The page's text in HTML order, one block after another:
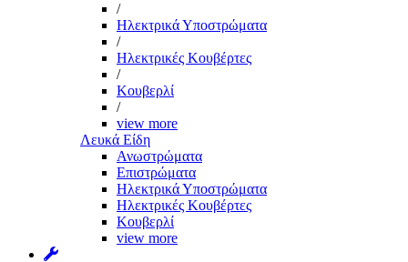
/
Ηλεκτρικά Υποστρώματα
/
Ηλεκτρικές Κουβέρτες
/
Κουβερλί
/
view more
Λευκά Είδη
Ανωστρώματα
Επιστρώματα
Ηλεκτρικά Υποστρώματα
Ηλεκτρικές Κουβέρτες
Κουβερλί
view more